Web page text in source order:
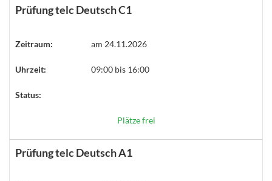
Prüfung telc Deutsch C1
Zeitraum: am 24.11.2026
Uhrzeit: 09:00 bis 16:00
Status:
Plätze frei
Prüfung telc Deutsch A1